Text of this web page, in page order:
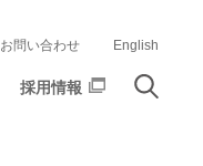
採用情報
お問い合わせ English